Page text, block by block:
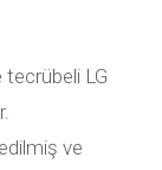
LG
ve